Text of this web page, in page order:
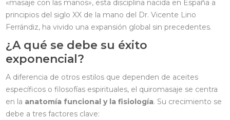
«masaje con las manos», esta disciplina nacida en España a
principios del siglo XX de la mano del Dr. Vicente Lino
Ferrándiz, ha vivido una expansión global sin precedentes.
¿A qué se debe su éxito
exponencial?
A diferencia de otros estilos que dependen de aceites
específicos o filosofías espirituales, el quiromasaje se centra
en la anatomía funcional y la fisiología. Su crecimiento se
debe a tres factores clave: